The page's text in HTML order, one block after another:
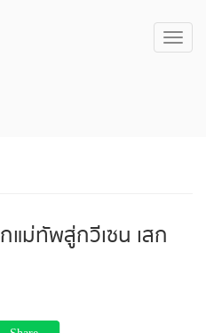
ม่ทัพสู่กวีเซน เสก